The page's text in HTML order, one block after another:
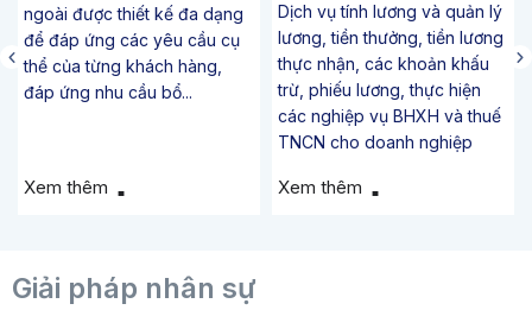
ngoài được thiết kế đa dạng
để đáp ứng các yêu cầu cụ
thể của từng khách hàng,
đáp ứng nhu cầu bổ...
Xem thêm
Dịch vụ tính lương và quản lý
lương, tiền thưởng, tiền lương
thực nhận, các khoản khấu
trừ, phiếu lương, thực hiện
các nghiệp vụ BHXH và thuế
TNCN cho doanh nghiệp
Xem thêm
Giải pháp nhân sự